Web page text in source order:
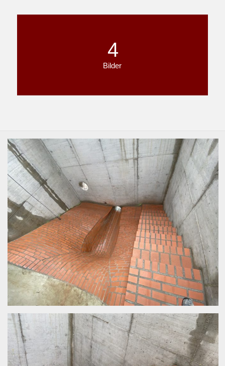
4
Bilder